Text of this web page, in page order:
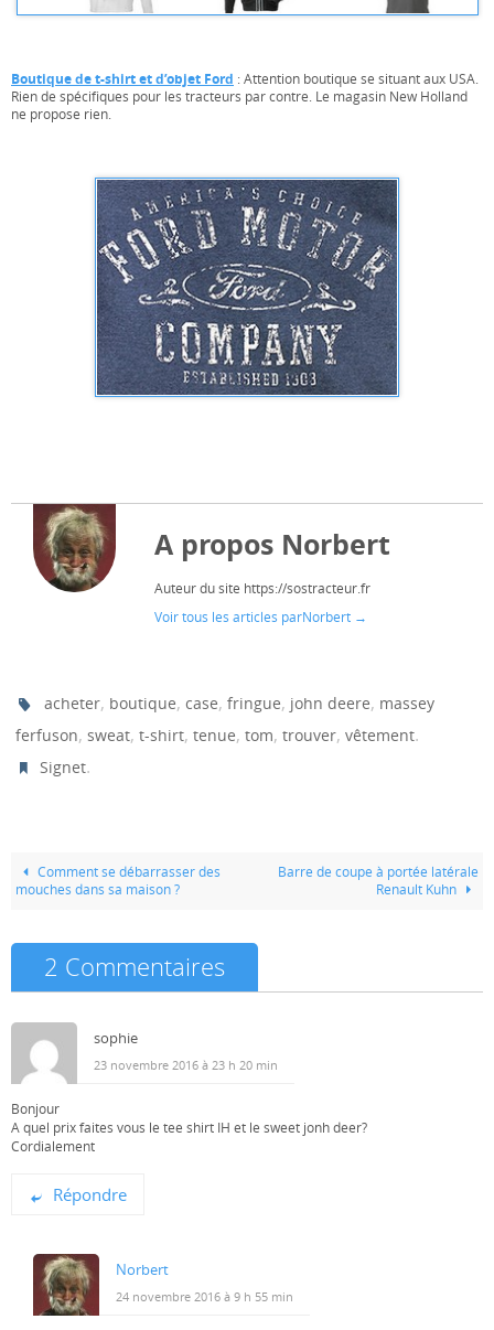
Boutique de t-shirt et d’objet Ford : Attention boutique se situant aux USA.
Rien de spécifiques pour les tracteurs par contre. Le magasin New Holland
ne propose rien.
A propos Norbert
Auteur du site https://sostracteur.fr
Voir tous les articles parNorbert →
acheter, boutique,case,fringue, john deere, massey
ferfuson, sweat, t-shirt, tenue, tom, trouver, vêtement.
Signet.
Comment se débarrasser des
mouches dans sa maison ?
Barre de coupe à portée latérale
Renault Kuhn
2 Commentaires
sophie
23 novembre 2016 à 23 h 20 min
Bonjour
A quel prix faites vous le tee shirt IH et le sweet jonh deer?
Cordialement
Répondre
Norbert
24 novembre 2016 à 9 h 55 min